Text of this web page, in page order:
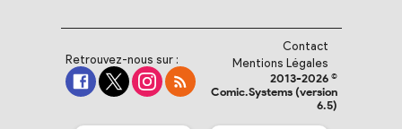
Retrouvez-nous sur :
Contact
Mentions Légales
2013-2026 ©
Comic.Systems (version
6.5)